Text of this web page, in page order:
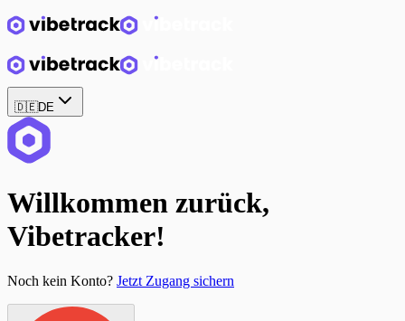
🇩🇪DE
Willkommen zurück,
Vibetracker!
Noch kein Konto? Jetzt Zugang sichern